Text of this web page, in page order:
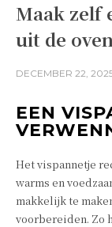
Maak zelf
uit de oven
DECEMBER 22,
EEN
Het vispannetje
warms en
makkelijk te
voorbereiden. Zo